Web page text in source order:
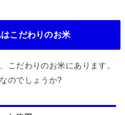
はこだわりのお米
こだわりのお米にあります。
のでしょうか?